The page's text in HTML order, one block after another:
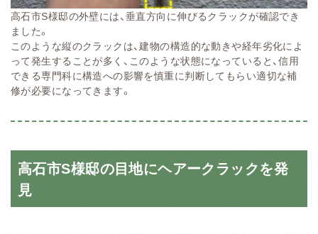
高石市S様邸の外壁には、垂直方向に伸びるクラックが確認でき
ました。
このような縦のクラックは、建物の構造的な動きや経年劣化によ
って発生することが多く、このような状態になっていると、信用
できる専門科に構造への影響を慎重に判断してもらい適切な補
修が必要になってきます。
高石市S様邸の目地にヘアークラックを発
見